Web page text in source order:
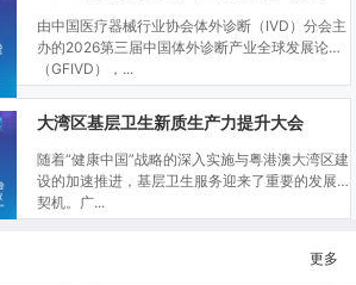
由中国医疗器械行业协会体外诊断（IVD）分会主
办的2026第三届中国体外诊断产业全球发展论坛
（GFIVD），...
大湾区基层卫生新质生产力提升大会
随着“健康中国”战略的深入实施与粤港澳大湾区建
设的加速推进，基层卫生服务迎来了重要的发展
契机。广...
更多